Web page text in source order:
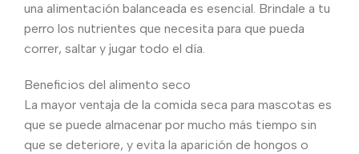
una alimentación balanceada es esencial. Brindale a tu
perro los nutrientes que necesita para que pueda
correr, saltar y jugar todo el día.
Beneficios del alimento seco
La mayor ventaja de la comida seca para mascotas es
que se puede almacenar por mucho más tiempo sin
que se deteriore, y evita la aparición de hongos o